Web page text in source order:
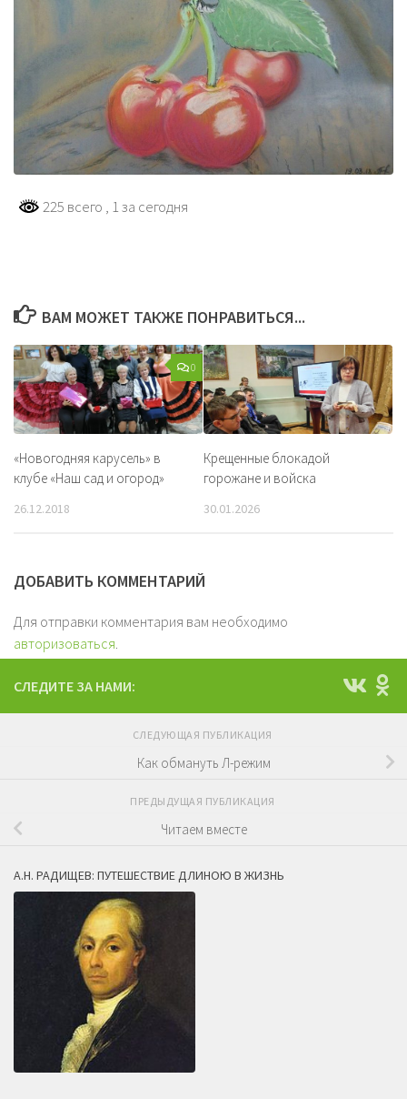
225 всего , 1 за сегодня
ВАМ МОЖЕТ ТАКЖЕ ПОНРАВИТЬСЯ...
0
«Новогодняя карусель» в
клубе «Наш сад и огород»
26.12.2018
Крещенные блокадой
горожане и войска
30.01.2026
ДОБАВИТЬ КОММЕНТАРИЙ
Для отправки комментария вам необходимо
авторизоваться
СЛЕДИТЕ ЗА НАМИ:
СЛЕДУЮЩАЯ ПУБЛИКАЦИЯ
Как обмануть Л-режим
ПРЕДЫДУЩАЯ ПУБЛИКАЦИЯ
Читаем вместе
А.Н. РАДИЩЕВ: ПУТЕШЕСТВИЕ ДЛИНОЮ В ЖИЗНЬ